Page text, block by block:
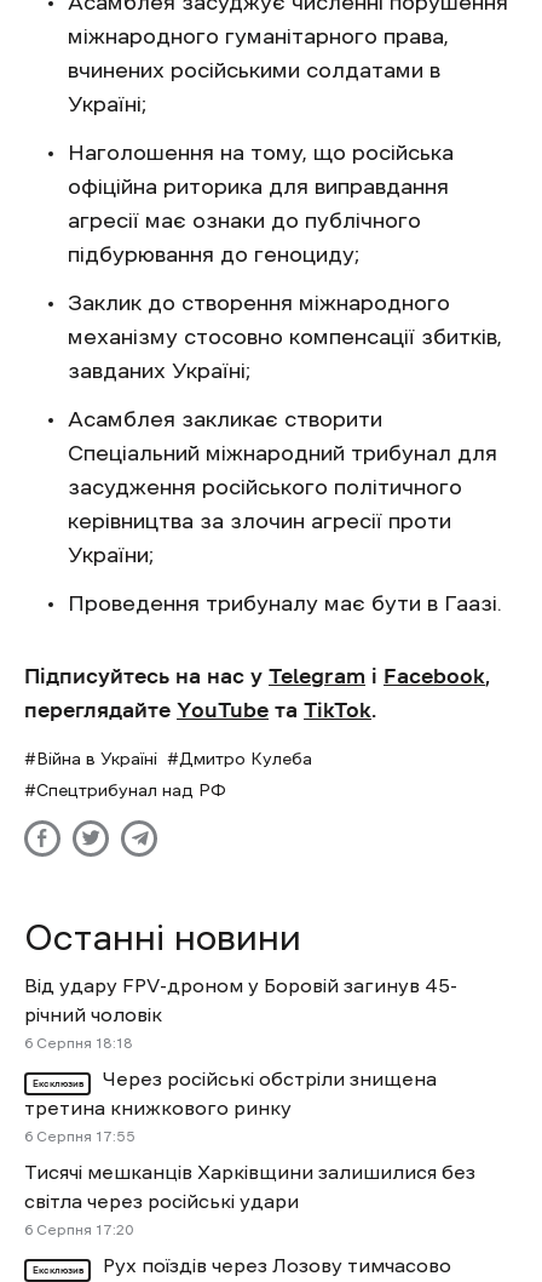
міжнародного гуманітарного права,
вчинених російськими солдатами в
Україні;
Наголошення на тому, що російська
офіційна риторика для виправдання
агресії має ознаки до публічного
підбурювання до геноциду;
Заклик до створення міжнародного
механізму стосовно компенсації збитків,
завданих Україні;
Асамблея закликає створити
Спеціальний міжнародний трибунал для
засудження російського політичного
керівництва за злочин агресії проти
України;
Проведення трибуналу має бути в Гаазі.
Підписуйтесь на нас у Telegram і Facebook,
переглядайте YouTube та TikTok.
Війна в Україні
Дмитро Кулеба
Спецтрибунал над РФ
Останні новини
Від удару FPV-дроном у Боровій загинув 45-
річний чоловік
6 Cерпня 18:18
Ексклюзив
Через російські обстріли знищена
третина книжкового ринку
6 Cерпня 17:55
Тисячі мешканців Харківщини залишилися без
світла через російські удари
6 Cерпня 17:20
Ексклюзив
Рух поїздів через Лозову тимчасово